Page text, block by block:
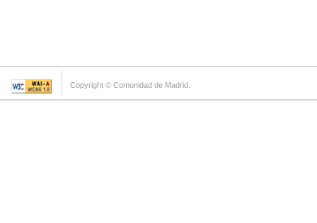
Copyright © Comunidad de Madrid.